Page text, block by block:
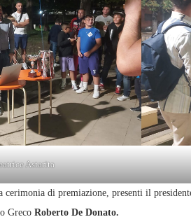
Astarita
di premiazione, presenti il
Greco Roberto De Donato.